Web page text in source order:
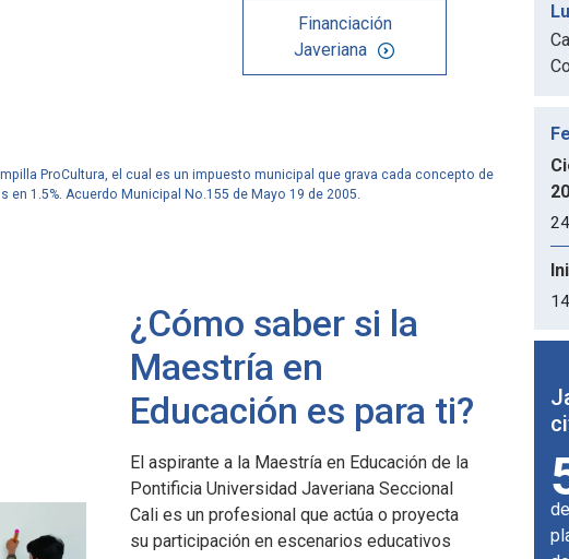
Financiación
Javeriana
ProCultura, el cual es un impuesto municipal que grava cada concepto de
1.5%. Acuerdo Municipal No.155 de Mayo 19 de 2005.
¿Cómo saber si la
Maestría en
Educación es para ti?
El aspirante a la Maestría en Educación de la
Pontificia Universidad Javeriana Seccional
Cali es un profesional que actúa o proyecta
su participación en escenarios educativos
aliadas en
Javeriana Cali en
cifras
14
posgrados tiene la
Facultad de Humanidades
Javeriana Cali en
Cifras
1.347
profesores en la
universidad.